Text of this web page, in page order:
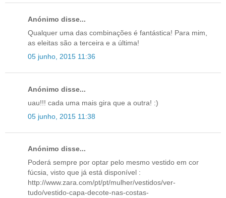
Anónimo disse...
Qualquer uma das combinações é fantástica! Para mim,
as eleitas são a terceira e a última!
05 junho, 2015 11:36
Anónimo disse...
uau!!! cada uma mais gira que a outra! :)
05 junho, 2015 11:38
Anónimo disse...
Poderá sempre por optar pelo mesmo vestido em cor
fúcsia, visto que já está disponível :
http://www.zara.com/pt/pt/mulher/vestidos/ver-
tudo/vestido-capa-decote-nas-costas-